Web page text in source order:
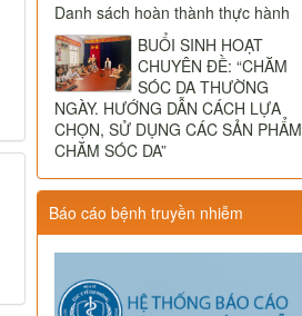
Danh sách hoàn thành thực hành
BUỔI SINH HOẠT
CHUYÊN ĐỀ: “CHĂM
SÓC DA THƯỜNG
NGÀY. HƯỚNG DẪN CÁCH LỰA
CHỌN, SỬ DỤNG CÁC SẢN PHẨM
CHĂM SÓC DA”
Báo cáo bệnh truyền nhiễm